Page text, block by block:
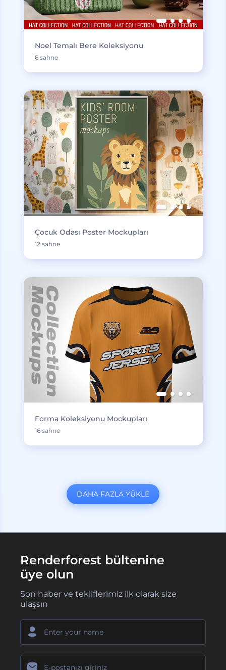
Noel Temalı Bere Koleksiyonu
6 sahne
Çocuk Odası Poster Mockupları
12 sahne
Forma Koleksiyonu Mockupları
16 sahne
DAHA FAZLA YÜKLE
Renderforest bültenine
üye olun
Son haber ve tekliflerimiz ilk olarak size
ulaşsın